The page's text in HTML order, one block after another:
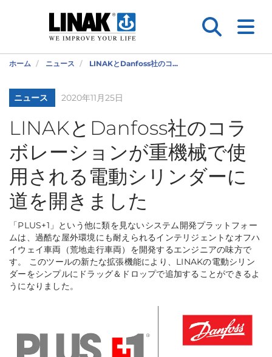
ホーム ニュース LINAKとDanfoss社のコ...
ニュース 2020年11月25日
LINAKとDanfoss社のコラ
ボレーションが重機械で使
用される電動シリンダーに
道を開きました
「PLUS+1」という他に類を見ないシステム開発プラットフォー
ムは、過酷な屋外環境にも耐えられるインテリジェントなオフハ
イウェイ車両（荒地走行車両）を開発するエンジニアの味方で
す。 このツールの新たな拡張機能により、LINAKの電動シリン
ダーをシンプルにドラッグ＆ドロップで追加することができるよ
うになりました。